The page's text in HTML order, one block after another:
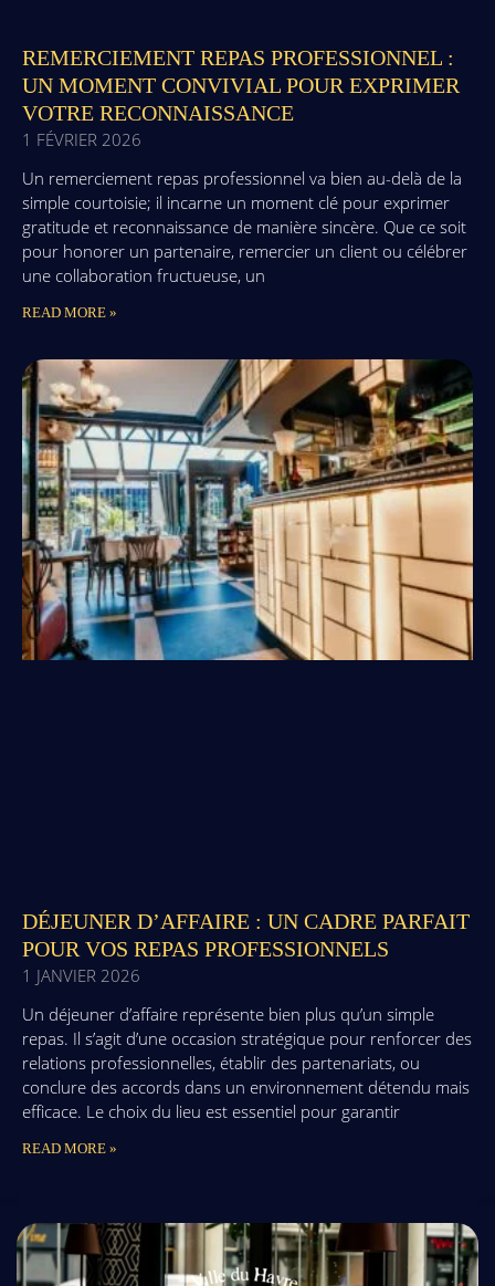
REMERCIEMENT REPAS PROFESSIONNEL :
UN MOMENT CONVIVIAL POUR EXPRIMER
VOTRE RECONNAISSANCE
1 FÉVRIER 2026
Un remerciement repas professionnel va bien au-delà de la
simple courtoisie; il incarne un moment clé pour exprimer
gratitude et reconnaissance de manière sincère. Que ce soit
pour honorer un partenaire, remercier un client ou célébrer
une collaboration fructueuse, un
READ MORE »
DÉJEUNER D’AFFAIRE : UN CADRE PARFAIT
POUR VOS REPAS PROFESSIONNELS
1 JANVIER 2026
Un déjeuner d’affaire représente bien plus qu’un simple
repas. Il s’agit d’une occasion stratégique pour renforcer des
relations professionnelles, établir des partenariats, ou
conclure des accords dans un environnement détendu mais
efficace. Le choix du lieu est essentiel pour garantir
READ MORE »